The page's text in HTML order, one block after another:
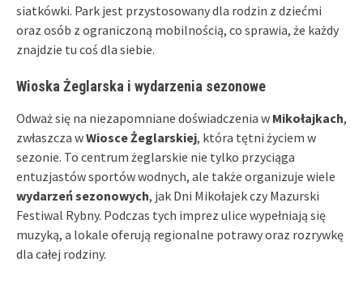
siatkówki. Park jest przystosowany dla rodzin z dziećmi
oraz osób z ograniczoną mobilnością, co sprawia, że każdy
znajdzie tu coś dla siebie.
Wioska Żeglarska i wydarzenia sezonowe
Odważ się na niezapomniane doświadczenia w Mikołajkach,
zwłaszcza wWiosce Żeglarskiej, która tętni życiem w
sezonie. To centrum żeglarskie nie tylko przyciąga
entuzjastów sportów wodnych, ale także organizuje wiele
wydarzeń sezonowych, jak Dni Mikołajek czy Mazurski
Festiwal Rybny. Podczas tych imprez ulice wypełniają się
muzyką, a lokale oferują regionalne potrawy oraz rozrywkę
dla całej rodziny.